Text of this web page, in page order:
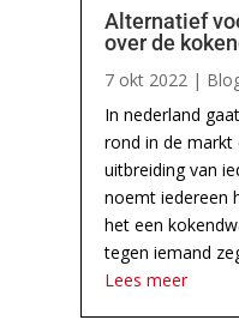
Alternatief
over de
7 okt 2022 |
In nederland
rond in de markt
uitbreiding van
noemt iedereen
het een
tegen iemand
Lees meer